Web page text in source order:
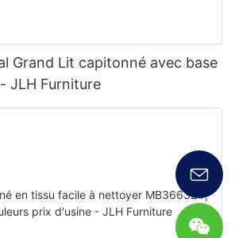
Grand Lit capitonné avec base
JLH Furniture